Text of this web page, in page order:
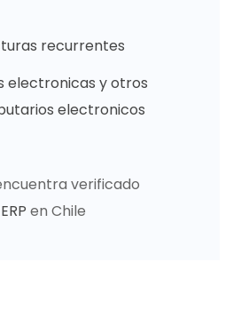
recurrentes
electronicas y otros
electronicos
verificado
en Chile